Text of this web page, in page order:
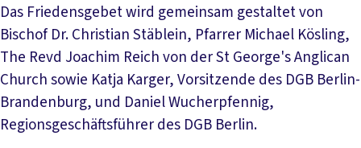
Das Friedensgebet wird gemeinsam gestaltet von
Bischof Dr. Christian Stäblein, Pfarrer Michael Kösling,
The Revd Joachim Reich von der St George's Anglican
Church sowie Katja Karger, Vorsitzende des DGB Berlin-
Brandenburg, und Daniel Wucherpfennig,
Regionsgeschäftsführer des DGB Berlin.